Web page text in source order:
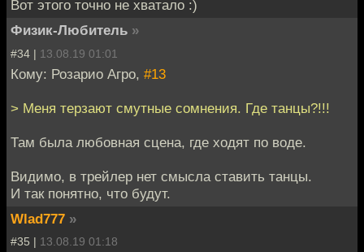
Вот этого точно не хватало :)
Физик-Любитель »
#34 | 13.08.19 01:01
Кому: Розарио Агро, #13
> Меня терзают смутные сомнения. Где танцы?!!!
Там была любовная сцена, где ходят по воде.
Видимо, в трейлер нет смысла ставить танцы.
И так понятно, что будут.
Wlad777 »
#35 | 13.08.19 01:18